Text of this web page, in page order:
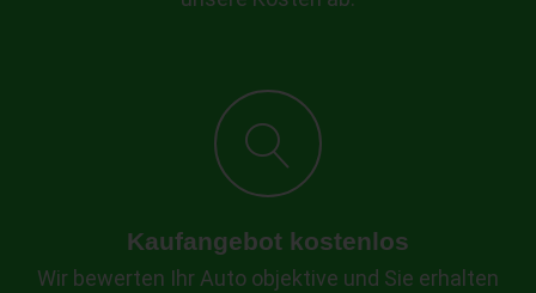
Kaufangebot kostenlos
Wir bewerten Ihr Auto objektive und Sie erhalten